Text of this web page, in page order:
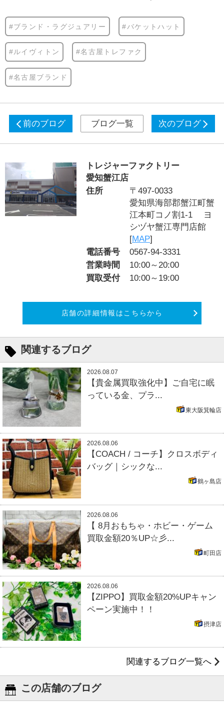
#ブランド・ラグジュアリー #バケットハット
#ルイヴィトン #名古屋トレファク
#名古屋ブランド
前のブログ ブログ一覧 次のブログ
トレジャーファクトリー
愛知蟹江店
住所
〒497-0033
愛知県海部郡蟹江町蟹
江本町コノ割1-1 ヨ
シヅヤ蟹江専門店館
[MAP]
電話番号
0567-94-3331
営業時間
10:00～20:00
買取受付
10:00～19:00
店舗の詳細情報はこちらから
関連するブログ
2026.08.07
【貴金属買取強化中】ご自宅に眠
っている金、プラ...
東大阪箕輪店
2026.08.06
【COACH / コーチ】クロスボディ
バッグ｜シックな...
鶴ヶ島店
2026.08.06
【 8月おもちゃ・ホビー・ゲーム
買取金額20％UP☆彡...
町田店
2026.08.06
【ZIPPO】買取金額20%UPキャン
ペーン実施中！！
摂津店
関連するブログ一覧へ
この店舗のブログ